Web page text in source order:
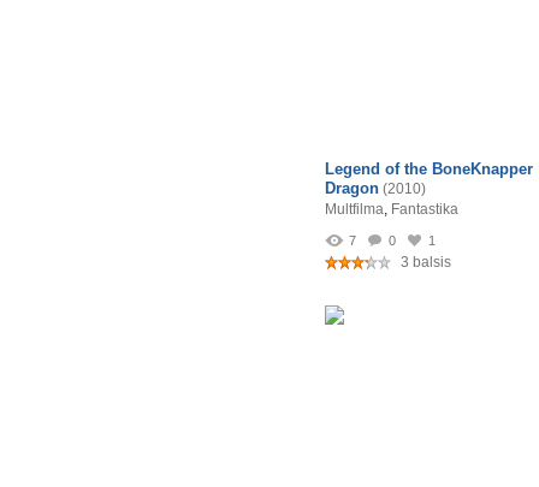
Legend of the BoneKnapper
Dragon (2010)
Multfilma, Fantastika
7 0 1
3 balsis